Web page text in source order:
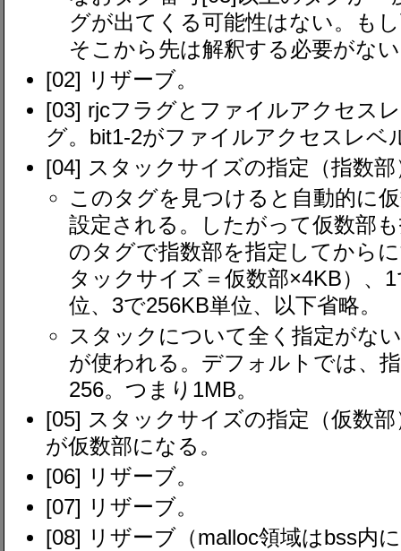
グが出てくる可能性はない。も
そこから先は解釈する必要がな
[02] リザーブ。
[03] rjcフラグとファイルアクセス
グ。bit1-2がファイルアクセスレベ
[04] スタックサイズの指定（指数部
このタグを見つけると自動的に
設定される。したがって仮数部
のタグで指数部を指定してから
タックサイズ＝仮数部×4KB）、
位、3で256KB単位、以下省略。
スタックについて全く指定がな
が使われる。デフォルトでは、
256。つまり1MB。
[05] スタックサイズの指定（仮数
が仮数部になる。
[06] リザーブ。
[07] リザーブ。
[08] リザーブ（malloc領域はbss内